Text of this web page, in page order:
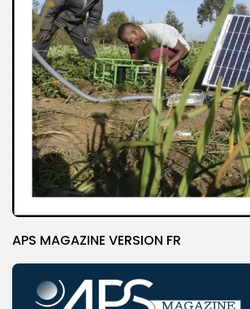
APS MAGAZINE VERSION FR